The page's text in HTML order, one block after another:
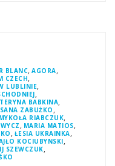
BLANC, AGORA,
CZECH,
LUBLINIE,
,
BABKINA,
ZABUŻKO ,
MYKOŁA RIABCZUK,
, MARIA MATIOS,
, ŁESIA UKRAINKA,
KOCIUBYNSKI,
SZEWCZUK,